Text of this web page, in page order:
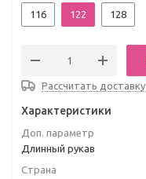
116 122 128
Рассчитать доставку
Характеристики
Доп. параметр
Длинный рукав
Страна